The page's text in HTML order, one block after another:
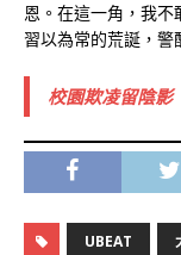
恩。在這一角，我
習以為常的荒誕，警
校園欺凌留陰
UBEAT